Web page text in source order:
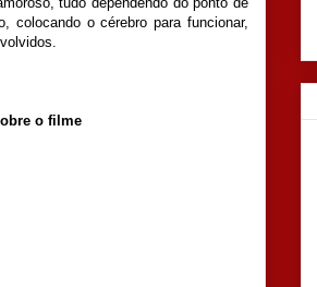
o cérebro para funcionar,
o filme